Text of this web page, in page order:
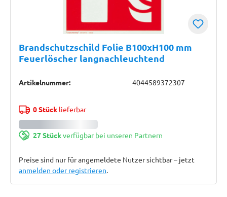
Brandschutzschild Folie B100xH100 mm
Feuerlöscher langnachleuchtend
Artikelnummer: 4044589372307
0 Stücklieferbar
27 Stückverfügbar bei unseren Partnern
Preise sind nur für angemeldete Nutzer sichtbar – jetzt
anmelden oder registrieren.